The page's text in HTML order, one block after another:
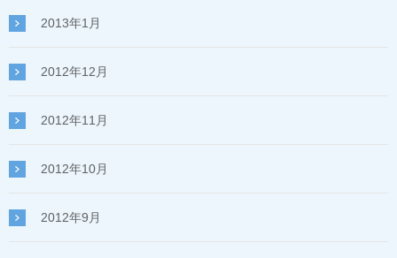
2013年1月
2012年12月
2012年11月
2012年10月
2012年9月